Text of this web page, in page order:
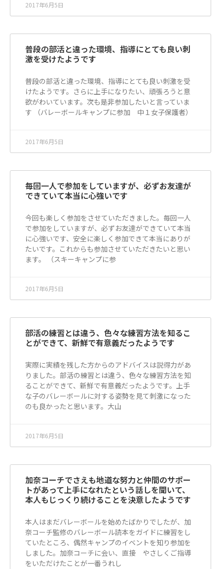
2017年6月5日
普段の部活と違った環境、指導にとても良い刺
激を受けたようです
普段の部活と違った環境、指導にとても良い刺激を受
けたようです。さらに上手になりたい、頑張ろうと意
欲がわいています。次も是非参加したいと言っていま
す （バレーボールキャンプに参加 中１女子保護者）
2017年6月5日
毎回一人で参加をしていますが、必ずお友達が
できていて本当に心強いです
今回も楽しく参加をさせていただきました。毎回一人
で参加をしていますが、必ずお友達ができていて本当
に心強いです、安全に楽しく参加できて本当にありが
たいです。これからも参加させていただきたいと思い
ます。 （スキーキャンプに参
2017年6月5日
部活の練習とは違う、色々な練習方法を知るこ
とができて、新鮮で有意義だったようです
実際に実績を残した方からのアドバイスは説得力があ
りました。部活の練習とは違う、色々な練習方法を知
ることができて、新鮮で有意義だったようです。上手
な子のバレーボールに対する姿勢を見て刺激になった
のも良かったと思います。大山
2017年6月5日
加奈コーチでさえも地道な努力と仲間のサポー
トがあって上手になれたという話しを聞いて、
本人もじっくり続けることを決意したようです
本人はまだバレーボールを始めたばかりでしたが、加
奈コーチ監修のバレーボール読本をガイドに練習をし
ていたところ、偶然キャンプのイベントを知り参加を
しました。加奈コーチに会い、直接 やさしくご指導
をいただけたことが一番うれし